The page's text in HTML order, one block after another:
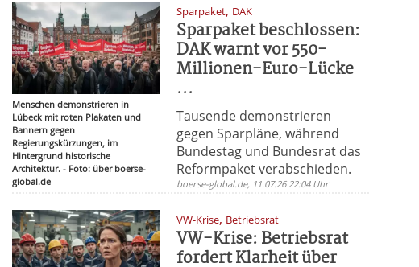
Menschen demonstrieren in
Lübeck mit roten Plakaten und
Bannern gegen
Regierungskürzungen, im
Hintergrund historische
Architektur. - Foto: über boerse-
global.de
Sparpaket, DAK
Sparpaket beschlossen:
DAK warnt vor 550-
Millionen-Euro-Lücke
...
Tausende demonstrieren
gegen Sparpläne, während
Bundestag und Bundesrat das
Reformpaket verabschieden.
boerse-global.de, 11.07.26 22:04 Uhr
VW-Krise, Betriebsrat
VW-Krise: Betriebsrat
fordert Klarheit über